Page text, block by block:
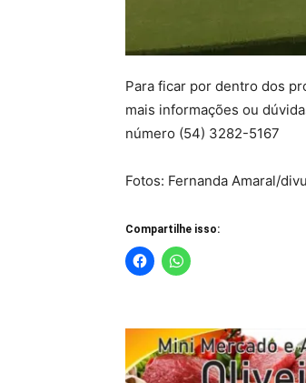
Para ficar por dentro dos
mais informações ou
número (54) 3282-5167
Fotos: Fernanda Amaral/
Compartilhe isso: